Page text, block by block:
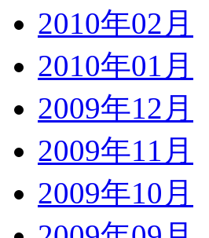
2010年02月
2010年01月
2009年12月
2009年11月
2009年10月